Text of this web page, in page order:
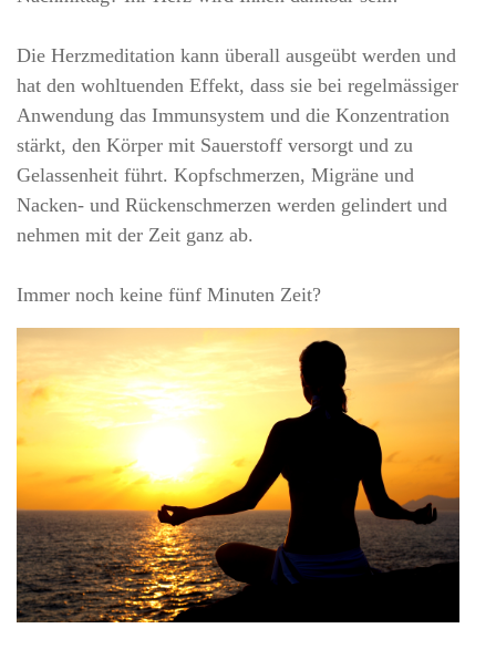
Die Herzmeditation kann überall ausgeübt werden und
hat den wohltuenden Effekt, dass sie bei regelmässiger
Anwendung das Immunsystem und die Konzentration
stärkt, den Körper mit Sauerstoff versorgt und zu
Gelassenheit führt. Kopfschmerzen, Migräne und
Nacken- und Rückenschmerzen werden gelindert und
nehmen mit der Zeit ganz ab.
Immer noch keine fünf Minuten Zeit?